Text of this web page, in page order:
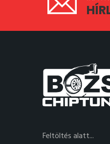
Feltöltés alatt...